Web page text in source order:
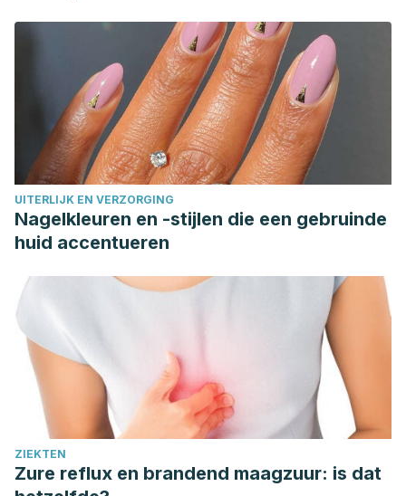
UITERLIJK EN VERZORGING
Nagelkleuren en -stijlen die een gebruinde
huid accentueren
ZIEKTEN
Zure reflux en brandend maagzuur: is dat